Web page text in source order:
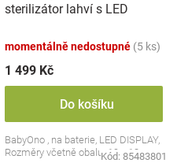
sterilizátor lahví s LED
momentálně nedostupné (5 ks)
1 499 Kč
Do košíku
BabyOno , na baterie, LED DISPLAY,
Rozměry včetně obalu: 19 x 13 cm.
Kód: 85483801